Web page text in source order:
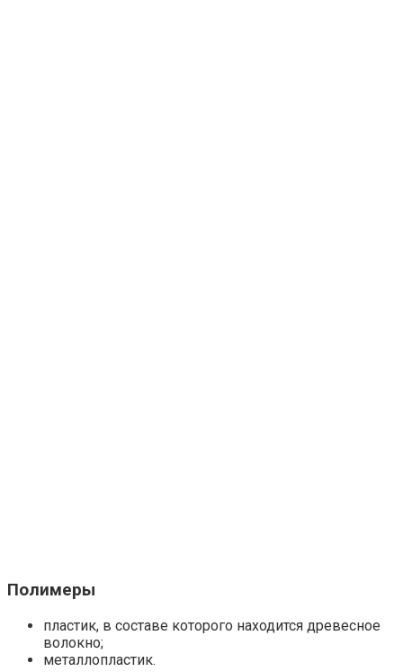
Полимеры
пластик, в составе которого находится древесное
волокно;
металлопластик.